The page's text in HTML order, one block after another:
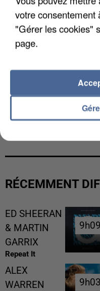
L’UN DES
RÉCEMMENT
ED SHEERAN
& MARTIN
GARRIX
Repeat It
9h09
9h09
ALEX
WARREN
9h03
9h03
votre consentement
"Gérer les cookies"
page.